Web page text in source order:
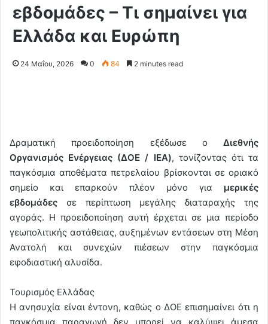
εβδομάδες – Τι σημαίνει για
Ελλάδα και Ευρώπη
24 Μαΐου, 2026 0 84 2 minutes read
Δραματική προειδοποίηση εξέδωσε ο Διεθνής
Οργανισμός Ενέργειας (ΔΟΕ / IEA), τονίζοντας ότι τα
παγκόσμια αποθέματα πετρελαίου βρίσκονται σε οριακό
σημείο και επαρκούν πλέον μόνο για μερικές
εβδομάδες σε περίπτωση μεγάλης διαταραχής της
αγοράς. Η προειδοποίηση αυτή έρχεται σε μια περίοδο
γεωπολιτικής αστάθειας, αυξημένων εντάσεων στη Μέση
Ανατολή και συνεχών πιέσεων στην παγκόσμια
εφοδιαστική αλυσίδα.
Τουρισμός Ελλάδας
Η ανησυχία είναι έντονη, καθώς ο ΔΟΕ επισημαίνει ότι η
παγκόσμια παραγωγή δεν μπορεί να καλύψει άμεσα